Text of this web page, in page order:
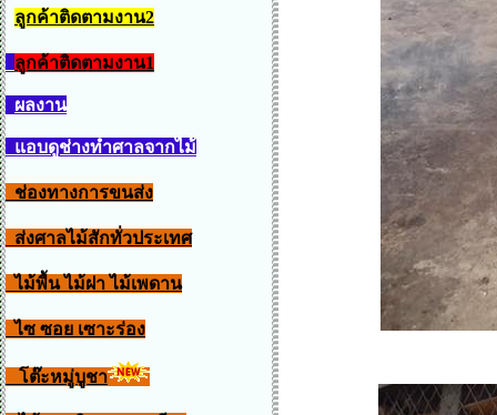
ลูกค้าติดตามงาน2
ลูกค้าติดตามงาน1
ผลงาน
แอบดูช่างทำศาลจากไม้
ช่องทางการขนส่ง
ส่งศาลไม้สักทั่วประเทศ
ไม้พื้น ไม้ฝา ไม้เพดาน
ไซ ซอย เซาะร่อง
โต๊ะหมู่บูชา